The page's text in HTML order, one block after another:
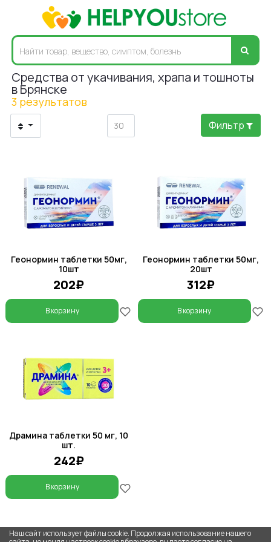
Средства от укачивания, храпа и тошноты
в Брянске
3 результатов
Фильтр
Геонормин таблетки 50мг,
10шт
202₽
В корзину
Геонормин таблетки 50мг,
20шт
312₽
В корзину
Драмина таблетки 50 мг, 10
шт.
242₽
В корзину
Наш сайт использует файлы cookie. Продолжая использование нашего